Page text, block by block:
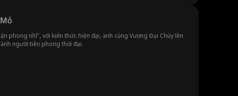
phong nhĩ", với kiến ​​thức hiện đại, anh cùng Vương Đại Chùy lên
người tiên phong thời đại.